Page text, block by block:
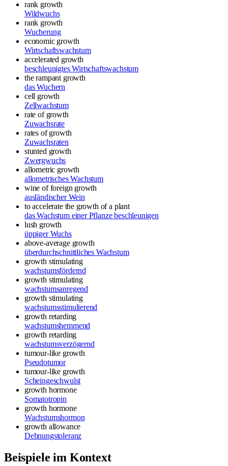
rank growth
Wildwuchs
rank growth
Wucherung
economic growth
Wirtschaftswachstum
accelerated growth
beschleunigtes Wirtschaftswachstum
the rampant growth
das Wuchern
cell growth
Zellwachstum
rate of growth
Zuwachsrate
rates of growth
Zuwachsraten
stunted growth
Zwergwuchs
allometric growth
allometrisches Wachstum
wine of foreign growth
ausländischer Wein
to accelerate the growth of a plant
das Wachstum einer Pflanze beschleunigen
lush growth
üppiger Wuchs
above-average growth
überdurchschnittliches Wachstum
growth stimulating
wachstumsfördernd
growth stimulating
wachstumsanregend
growth stimulating
wachstumsstimulierend
growth retarding
wachstumshemmend
growth retarding
wachstumsverzögernd
tumour-like growth
Pseudotumor
tumour-like growth
Scheingeschwulst
growth hormone
Somatotropin
growth hormone
Wachstumshormon
growth allowance
Dehnungstoleranz
Beispiele im Kontext